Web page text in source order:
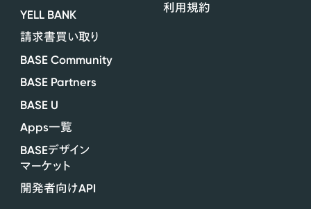
YELL BANK
請求書買い取り
BASE Community
BASE Partners
BASE U
Apps一覧
BASEデザイン
マーケット
開発者向けAPI
利用規約